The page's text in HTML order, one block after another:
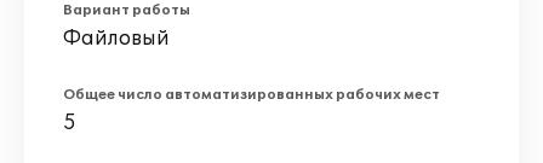
Вариант работы
Файловый
Общее число автоматизированных рабочих мест
5